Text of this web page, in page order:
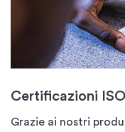
Certificazioni ISO
Grazie ai nostri